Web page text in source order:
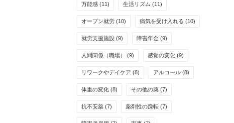
万能感 (11) 生活リズム (11)
オープン就労 (10) 病気を受け入れる (10)
就労支援施設 (9) 障害年金 (9)
人間関係（職場） (9) 感覚の変化 (9)
リワークやデイケア (8) アルコール (8)
体重の変化 (8) その他の薬 (7)
抗不安薬 (7) 薬剤性の躁転 (7)